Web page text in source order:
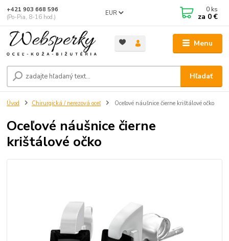
Menu
EUR
Hľadať
+421 903 668 596
(Po-Pia, 8-16 hod.)
0 ks
za 0 €
Úvod Chirurgická / nerezová oceľ Oceľové náušnice čierne krištálové očko
Oceľové náušnice čierne
krištálové očko